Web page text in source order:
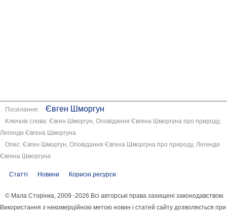
Посилання: Євген Шморгун
Ключові слова: Євген Шморгун, Оповідання Євгена Шморгуна про природу,
Легенди Євгена Шморгуна
Опис: Євген Шморгун, Оповідання Євгена Шморгуна про природу, Легенди
Євгена Шморгуна
Статті Новини Корисні ресурси
© Мала Сторінка, 2009 -2026 Всі авторські права захищені законодавством.
Використання з некомерційною метою новин і статей сайту дозволяється при